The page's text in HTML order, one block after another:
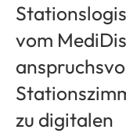
vom
zu digitalen